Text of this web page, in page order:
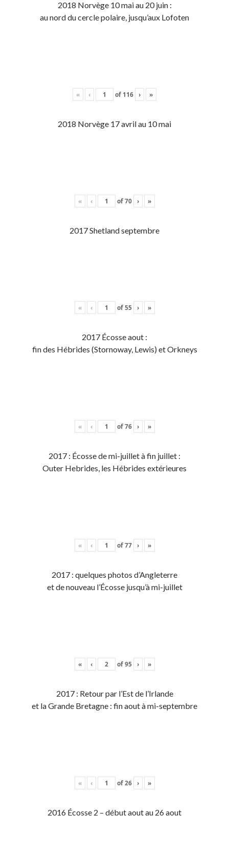
2018 Norvège 10 mai au 20 juin :
au nord du cercle polaire, jusqu’aux Lofoten
« ‹ of 116 › »
2018 Norvège 17 avril au 10 mai
« ‹ of70 › »
2017 Shetland septembre
« ‹ of55 › »
2017 Écosse aout :
fin des Hébrides (Stornoway, Lewis) et Orkneys
« ‹ of76 › »
2017 : Écosse de mi-juillet à fin juillet :
Outer Hebrides, les Hébrides extérieures
« ‹ of77 › »
2017 : quelques photos d’Angleterre
et de nouveau l’Écosse jusqu’à mi-juillet
« ‹ of95 › »
2017 : Retour par l’Est de l’Irlande
et la Grande Bretagne : fin aout à mi-septembre
« ‹ of26 › »
2016 Écosse 2 – début aout au 26 aout